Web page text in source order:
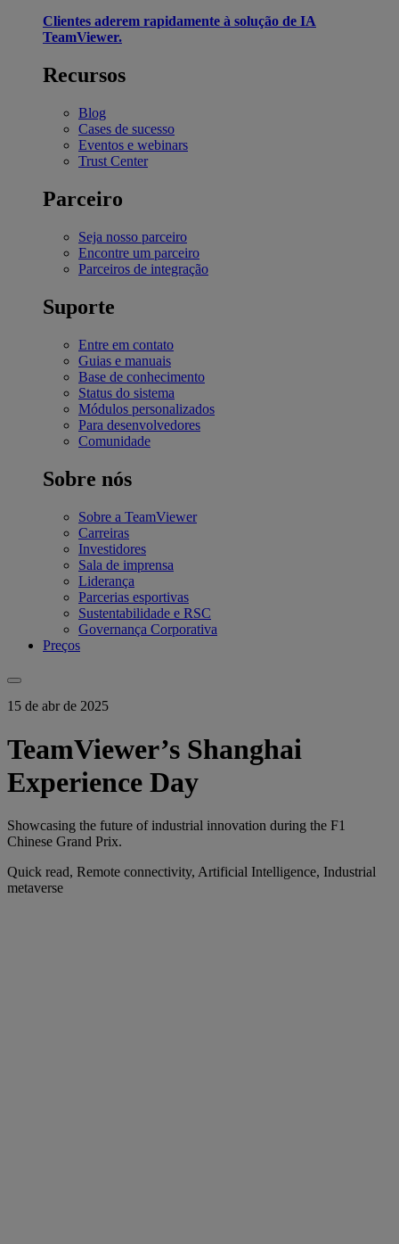
Clientes aderem rapidamente à solução de IA
TeamViewer.
Recursos
Blog
Cases de sucesso
Eventos e webinars
Trust Center
Parceiro
Seja nosso parceiro
Encontre um parceiro
Parceiros de integração
Suporte
Entre em contato
Guias e manuais
Base de conhecimento
Status do sistema
Módulos personalizados
Para desenvolvedores
Comunidade
Sobre nós
Sobre a TeamViewer
Carreiras
Investidores
Sala de imprensa
Liderança
Parcerias esportivas
Sustentabilidade e RSC
Governança Corporativa
Preços
15 de abr de 2025
TeamViewer’s Shanghai
Experience Day
Showcasing the future of industrial innovation during the F1
Chinese Grand Prix.
Quick read, Remote connectivity, Artificial Intelligence, Industrial
metaverse